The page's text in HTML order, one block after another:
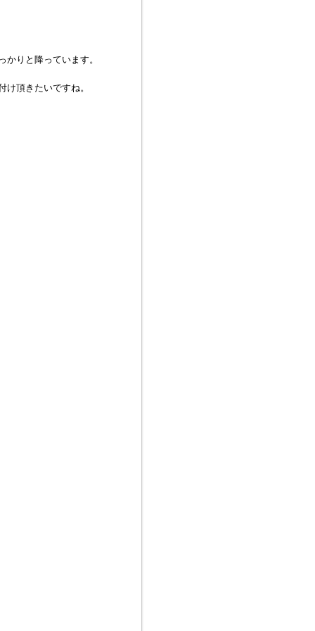
りと降っています。
頂きたいですね。